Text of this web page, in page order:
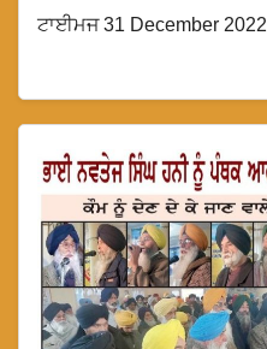
ਟਾਈਮਜ 31 December 2022